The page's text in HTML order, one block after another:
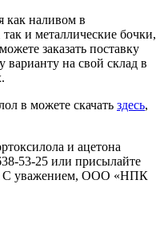
как наливом в
и металлические бочки,
заказать поставку
варианту на свой склад в
в можете скачать здесь,
и ацетона
53-25 или присылайте
С уважением, ООО «НПК